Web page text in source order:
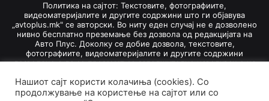
Политика на сајтот: Текстовите, фотографиите,
видеоматеријалите и другите содржини што ги објавува
„avtoplus.mk" се авторски. Во ниту еден случај не е дозволено
нивно бесплатно преземање без дозвола од редакцијата на
Авто Плус. Доколку се добие дозвола, текстовите,
фотографиите, видеоматеријалите и другите содржини
дозволено е да се преземат со задолжително наведување на
(линк) до оригиналната содржина на „avtoplus.mk". При
добивање на одобрување од редакцијата за превземање на
Нашиот сајт користи колачиња (cookies). Со
продолжување на користење на сајтот или со